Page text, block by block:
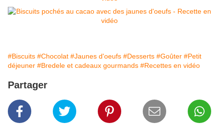
#Biscuits #Chocolat #Jaunes d'oeufs #Desserts #Goûter #Petit
déjeuner #Bredele et cadeaux gourmands #Recettes en vidéo
Partager